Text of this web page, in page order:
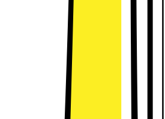
Mbit/s
10565 för 24 månader
5G
vid 12 månaders bindningstid.